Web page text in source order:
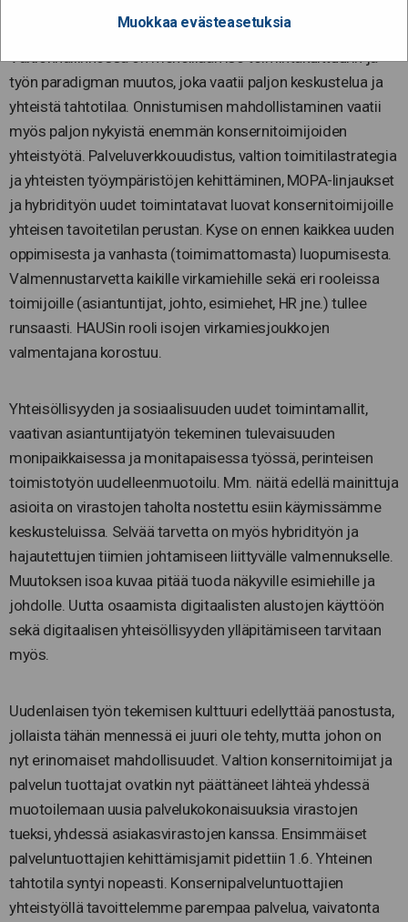
Muokkaa evästeasetuksia
Valtionhallinnossa on meneillään iso toimintakulttuurin ja
työn paradigman muutos, joka vaatii paljon keskustelua ja
yhteistä tahtotilaa. Onnistumisen mahdollistaminen vaatii
myös paljon nykyistä enemmän konsernitoimijoiden
yhteistyötä. Palveluverkkouudistus, valtion toimitilastrategia
ja yhteisten työympäristöjen kehittäminen, MOPA-linjaukset
ja hybridityön uudet toimintatavat luovat konsernitoimijoille
yhteisen tavoitetilan perustan. Kyse on ennen kaikkea uuden
oppimisesta ja vanhasta (toimimattomasta) luopumisesta.
Valmennustarvetta kaikille virkamiehille sekä eri rooleissa
toimijoille (asiantuntijat, johto, esimiehet, HR jne.) tullee
runsaasti. HAUSin rooli isojen virkamiesjoukkojen
valmentajana korostuu.
Yhteisöllisyyden ja sosiaalisuuden uudet toimintamallit,
vaativan asiantuntijatyön tekeminen tulevaisuuden
monipaikkaisessa ja monitapaisessa työssä, perinteisen
toimistotyön uudelleenmuotoilu. Mm. näitä edellä mainittuja
asioita on virastojen taholta nostettu esiin käymissämme
keskusteluissa. Selvää tarvetta on myös hybridityön ja
hajautettujen tiimien johtamiseen liittyvälle valmennukselle.
Muutoksen isoa kuvaa pitää tuoda näkyville esimiehille ja
johdolle. Uutta osaamista digitaalisten alustojen käyttöön
sekä digitaalisen yhteisöllisyyden ylläpitämiseen tarvitaan
myös.
Uudenlaisen työn tekemisen kulttuuri edellyttää panostusta,
jollaista tähän mennessä ei juuri ole tehty, mutta johon on
nyt erinomaiset mahdollisuudet. Valtion konsernitoimijat ja
palvelun tuottajat ovatkin nyt päättäneet lähteä yhdessä
muotoilemaan uusia palvelukokonaisuuksia virastojen
tueksi, yhdessä asiakasvirastojen kanssa. Ensimmäiset
palveluntuottajien kehittämisjamit pidettiin 1.6. Yhteinen
tahtotila syntyi nopeasti. Konsernipalveluntuottajien
yhteistyöllä tavoittelemme parempaa palvelua, vaivatonta